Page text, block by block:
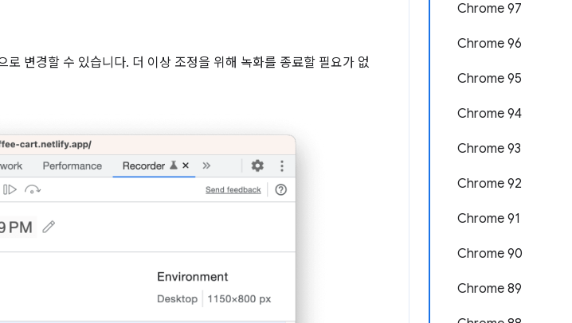
Chrome 97
Chrome 96
Chrome 95
Chrome 94
Chrome 93
Chrome 92
Chrome 91
Chrome 90
Chrome 89
변경할 수 있습니다. 더 이상 조정을 위해 녹화를 종료할 필요가 없